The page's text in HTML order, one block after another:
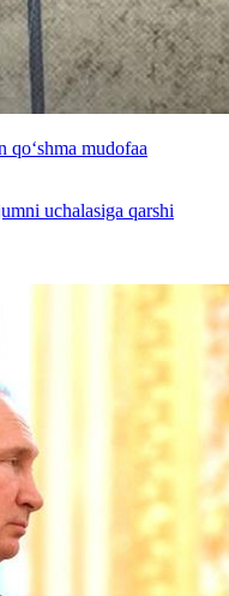
qo‘shma mudofaa
uchalasiga qarshi